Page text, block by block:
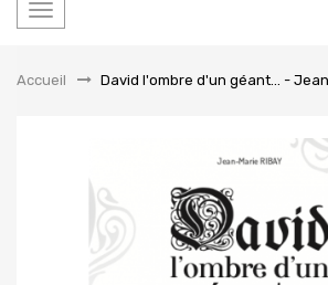
Basculer
Accueil
&gt;David l'ombre d'un géant... -